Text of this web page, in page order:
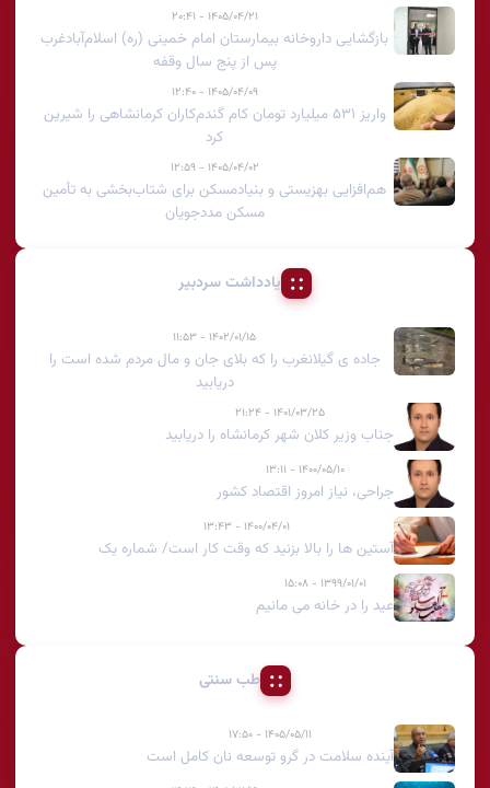
۱۴۰۵/۰۴/۲۱ - ۲۰:۴۱
بازگشایی داروخانه بیمارستان امام خمینی (ره) اسلام‌آبادغرب
پس از پنج سال وقفه
۱۴۰۵/۰۴/۰۹ - ۱۲:۴۰
واریز ۵۳۱ میلیارد تومان کام گندم‌کاران کرمانشاهی را شیرین
کرد
۱۴۰۵/۰۴/۰۲ - ۱۲:۵۹
هم‌افزایی بهزیستی و بنیادمسکن برای شتاب‌بخشی به تأمین
مسکن مددجویان
یادداشت سردبیر
۱۴۰۲/۰۱/۱۵ - ۱۱:۵۳
جاده ی گیلانغرب را که بلای جان و مال مردم شده است را
دریابید
۱۴۰۱/۰۳/۲۵ - ۲۱:۲۴
جناب وزیر کلان شهر کرمانشاه را دریابید
۱۴۰۰/۰۵/۱۰ - ۱۳:۱۱
جراحی، نیاز امروز اقتصاد کشور
۱۴۰۰/۰۴/۰۱ - ۱۳:۴۳
آستین ها را بالا بزنید که وقت کار است/ شماره یک
۱۳۹۹/۰۱/۰۱ - ۱۵:۰۸
عید را در خانه می مانیم
طب سنتی
۱۴۰۵/۰۵/۱۱ - ۱۷:۵۰
آینده سلامت در گرو توسعه نان کامل است